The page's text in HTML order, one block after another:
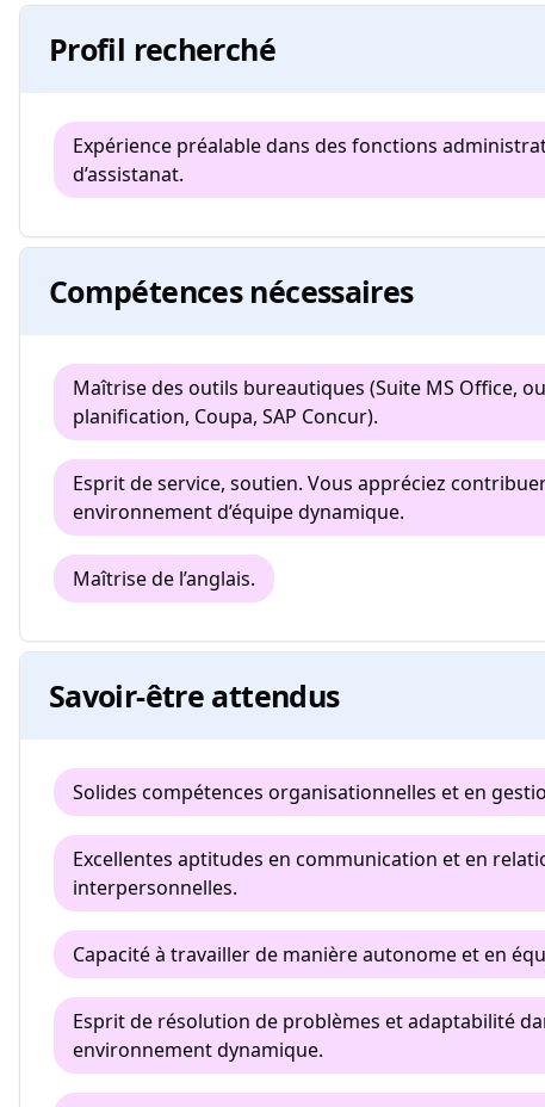
Profil recherché
Expérience préalable dans des fonctions
d’assistanat.
Compétences nécessaires
Maîtrise des outils bureautiques (Suite MS Office,
planification, Coupa, SAP Concur).
Esprit de service, soutien. Vous appréciez
environnement d’équipe dynamique.
Maîtrise de l’anglais.
Savoir-être attendus
Solides compétences organisationnelles et en
Excellentes aptitudes en communication et en
interpersonnelles.
Capacité à travailler de manière autonome et en
Esprit de résolution de problèmes et adaptabilité
environnement dynamique.